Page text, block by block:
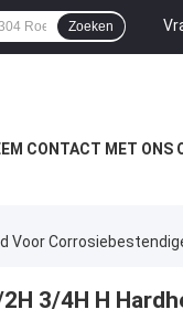
Zoeken
CONTACT MET ONS
Voor
3/4H H